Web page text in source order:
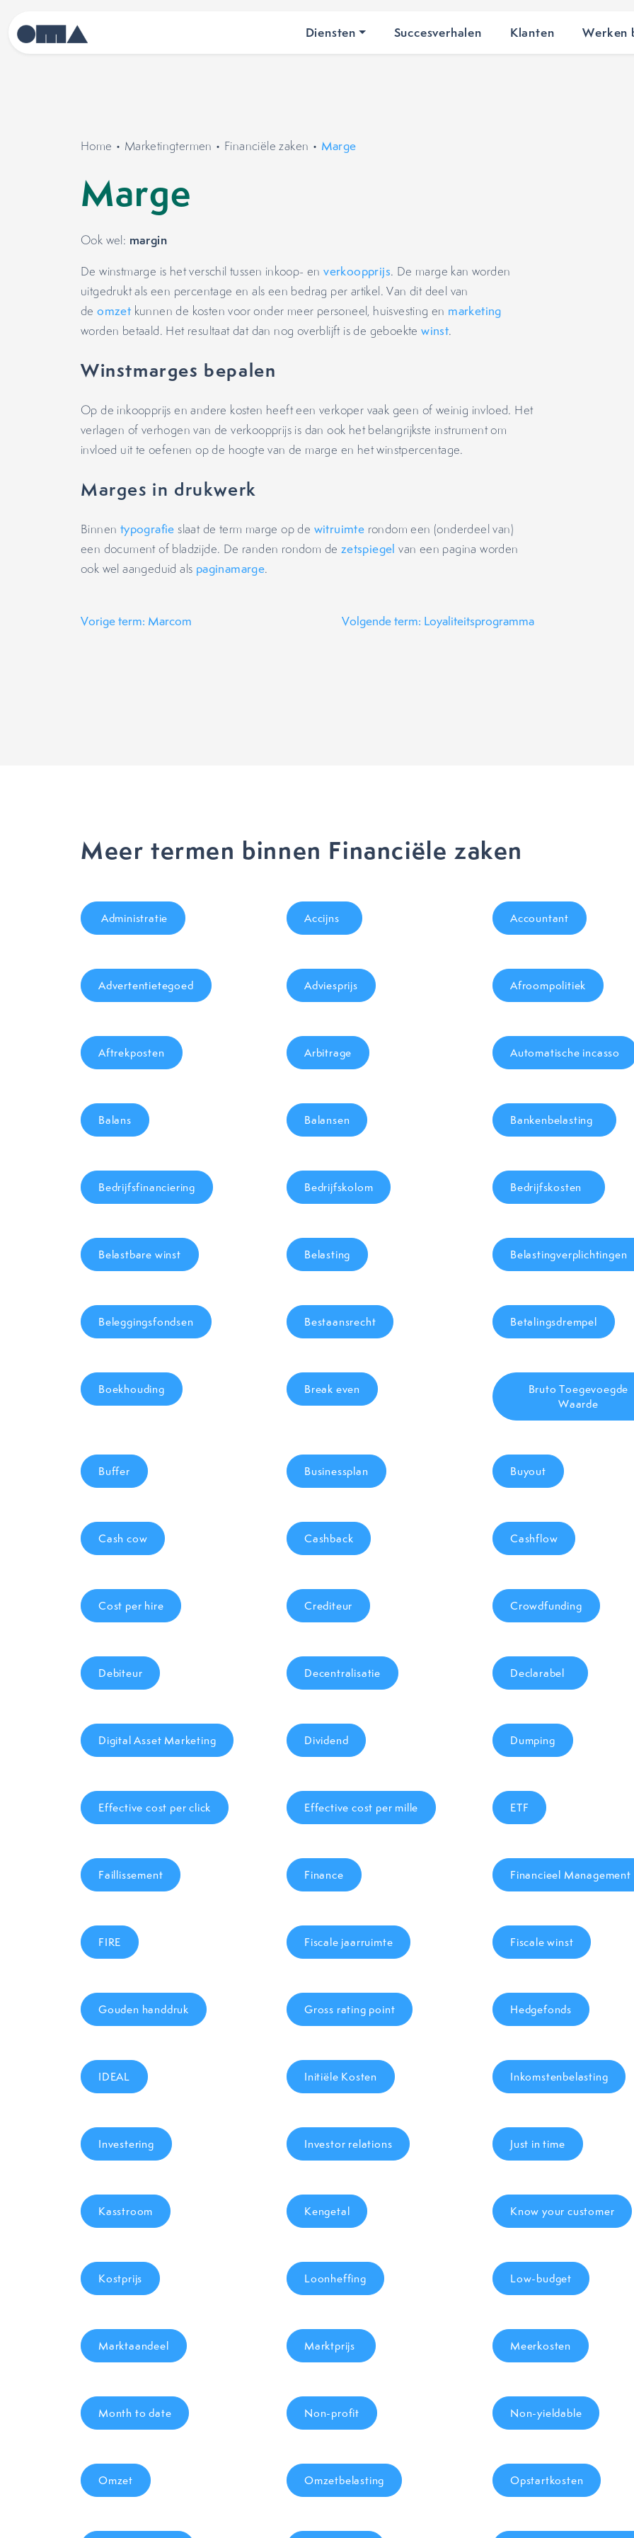
Diensten Succesverhalen Klanten Werken
Home • Marketingtermen • Financiële zaken • Marge
Marge
Ook wel: margin
De winstmarge is het verschil tussen inkoop- enverkoopprijs. De marge kan worden
uitgedrukt als een percentage en als een bedrag per artikel. Van dit deel van
deomzet kunnen de kosten voor onder meer personeel, huisvesting en marketing
worden betaald. Het resultaat dat dan nog overblijft is de geboektewinst.
Winstmarges bepalen
Op de inkoopprijs en andere kosten heeft een verkoper vaak geen of weinig invloed. Het
verlagen of verhogen van de verkoopprijs is dan ook het belangrijkste instrument om
invloed uit te oefenen op de hoogte van de marge en het winstpercentage.
Marges in drukwerk
Binnen typografie slaat de term marge op de witruimte rondom een (onderdeel van)
een document of bladzijde. De randen rondom de zetspiegel van een pagina worden
ook wel aangeduid als paginamarge.
Vorige term: Marcom Volgende term: Loyaliteitsprogramma
Meer termen binnen Financiële zaken
Administratie Accijns Accountant
Advertentietegoed Adviesprijs Afroompolitiek
Aftrekposten Arbitrage Automatische incasso
Balans Balansen Bankenbelasting
Bedrijfsfinanciering Bedrijfskolom Bedrijfskosten
Belastbare winst Belasting Belastingverplichtingen
Beleggingsfondsen Bestaansrecht Betalingsdrempel
Boekhouding Break even
Bruto Toegevoegde
Waarde
Buffer Businessplan Buyout
Cash cow Cashback Cashflow
Cost per hire Crediteur Crowdfunding
Debiteur Decentralisatie Declarabel
Digital Asset Marketing Dividend Dumping
Effective cost per click Effective cost per mille ETF
Faillissement Finance Financieel Management
FIRE Fiscale jaarruimte Fiscale winst
Gouden handdruk Gross rating point Hedgefonds
IDEAL Initiële Kosten Inkomstenbelasting
Investering Investor relations Just in time
Kasstroom Kengetal Know your customer
Kostprijs Loonheffing Low-budget
Marktaandeel Marktprijs Meerkosten
Month to date Non-profit Non-yieldable
Omzet Omzetbelasting Opstartkosten